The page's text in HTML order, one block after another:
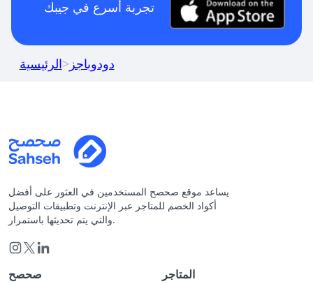
تجربة أسرع في جيبك
الرئيسية> دودوباجز
يساعد موقع صحصح المستخدمين في العثور على أفضل
أكواد الخصم للمتاجر عبر الإنترنت وتطبيقات التوصيل
والتي يتم تحديثها باستمرار.
صحصح المتاجر